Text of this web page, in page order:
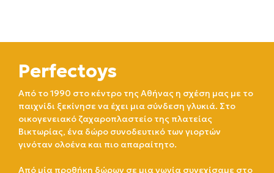
Perfectoys
Από το 1990 στο κέντρο της Αθήνας η σχέση μας με το
παιχνίδι ξεκίνησε να έχει μια σύνδεση γλυκιά. Στο
οικογενειακό ζαχαροπλαστείο της πλατείας
Βικτωρίας, ένα δώρο συνοδευτικό των γιορτών
γινόταν ολοένα και πιο απαραίτητο.
Από μία προθήκη δώρων σε μια γωνία συνεχίσαμε στο